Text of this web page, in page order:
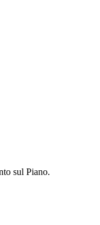
sul Piano.